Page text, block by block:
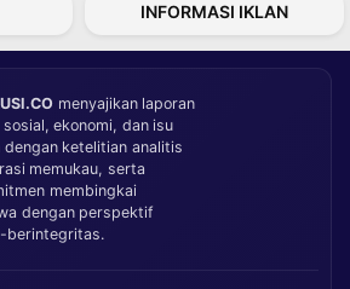
INFORMASI IKLAN
menyajikan laporan
ekonomi, dan isu
dengan ketelitian analitis
memukau, serta
membingkai
dengan perspektif
berintegritas.